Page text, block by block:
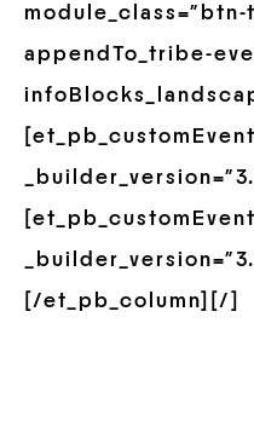
appendTo_tribe-
[/et_pb_column][/]